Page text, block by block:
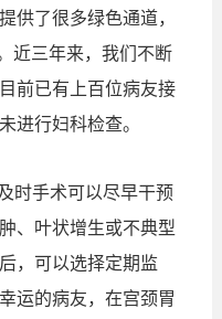
供了很多绿色通道，
近三年来，我们不断
前已有上百位病友接
进行妇科检查。
时手术可以尽早干预
、叶状增生或不典型
，可以选择定期监
运的病友，在宫颈胃